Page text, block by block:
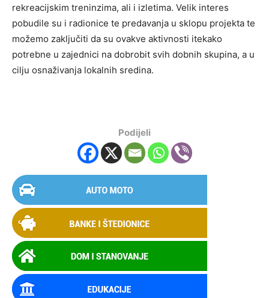
rekreacijskim treninzima, ali i izletima. Velik interes
pobudile su i radionice te predavanja u sklopu projekta te
možemo zaključiti da su ovakve aktivnosti itekako
potrebne u zajednici na dobrobit svih dobnih skupina, a u
cilju osnaživanja lokalnih sredina.
Podijeli